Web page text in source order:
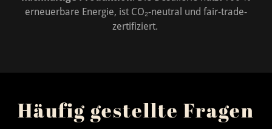
erneuerbare Energie, ist CO₂-neutral und fair-trade-
zertifiziert.
Häufig gestellte Fragen